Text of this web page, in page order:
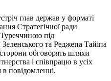
глав держав у форматі
Стратегічної ради
під
та Реджепа Тайіпа
обговорять шляхи
і співпрацю в усіх
в повідомленні.